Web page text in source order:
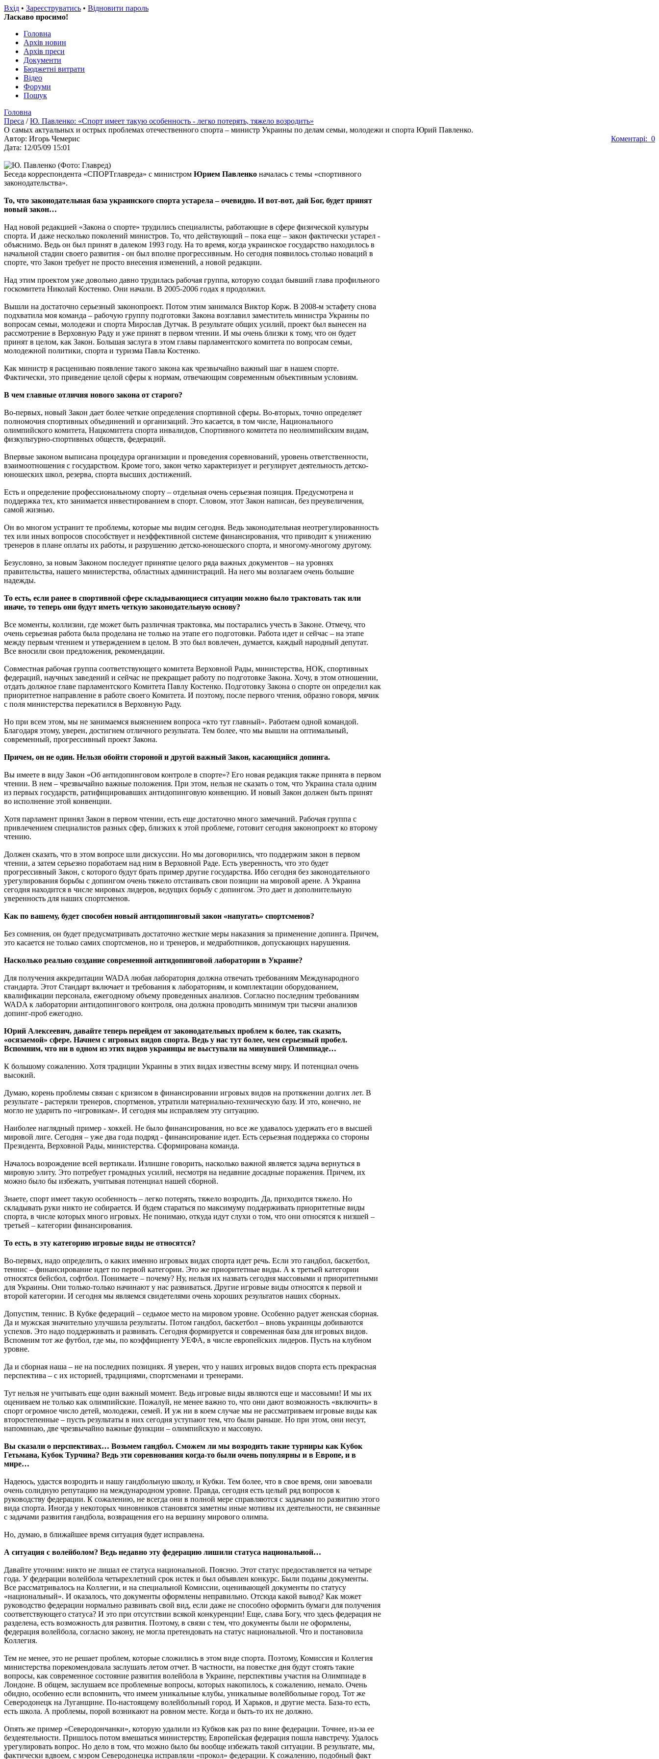
Вхід • Зареєструватись • Відновити пароль
Ласкаво просимо!
Головна
Архів новин
Архів преси
Документи
Бюджетні витрати
Відео
Форуми
Пошук
Головна
Преса /Ю. Павленко: «Спорт имеет такую особенность - легко потерять, тяжело возродить»
О самых актуальных и острых проблемах отечественного спорта – министр Украины по делам семьи, молодежи и спорта Юрий Павленко.
Коментарі: 0
Автор: Игорь Чемерис
Дата: 12/05/09 15:01
Беседа корреспондента «СПОРТглавреда» с министром Юрием Павленко началась с темы «спортивного
законодательства».
То, что законодательная база украинского спорта устарела – очевидно. И вот-вот, дай Бог, будет принят
новый закон…
Над новой редакцией «Закона о спорте» трудились специалисты, работающие в сфере физической культуры
спорта. И даже несколько поколений министров. То, что действующий – пока еще – закон фактически устарел -
объяснимо. Ведь он был принят в далеком 1993 году. На то время, когда украинское государство находилось в
начальной стадии своего развития - он был вполне прогрессивным. Но сегодня появилось столько новаций в
спорте, что Закон требует не просто внесения изменений, а новой редакции.
Над этим проектом уже довольно давно трудилась рабочая группа, которую создал бывший глава профильного
госкомитета Николай Костенко. Они начали. В 2005-2006 годах я продолжил.
Вышли на достаточно серьезный законопроект. Потом этим занимался Виктор Корж. В 2008-м эстафету снова
подхватила моя команда – рабочую группу подготовки Закона возглавил заместитель министра Украины по
вопросам семьи, молодежи и спорта Мирослав Дутчак. В результате общих усилий, проект был вынесен на
рассмотрение в Верховную Раду и уже принят в первом чтении. И мы очень близки к тому, что он будет
принят в целом, как Закон. Большая заслуга в этом главы парламентского комитета по вопросам семьи,
молодежной политики, спорта и туризма Павла Костенко.
Как министр я расцениваю появление такого закона как чрезвычайно важный шаг в нашем спорте.
Фактически, это приведение целой сферы к нормам, отвечающим современным объективным условиям.
В чем главные отличия нового закона от старого?
Во-первых, новый Закон дает более четкие определения спортивной сферы. Во-вторых, точно определяет
полномочия спортивных объединений и организаций. Это касается, в том числе, Национального
олимпийского комитета, Нацкомитета спорта инвалидов, Спортивного комитета по неолимпийским видам,
физкультурно-спортивных обществ, федераций.
Впервые законом выписана процедура организации и проведения соревнований, уровень ответственности,
взаимоотношения с государством. Кроме того, закон четко характеризует и регулирует деятельность детско-
юношеских школ, резерва, спорта высших достижений.
Есть и определение профессиональному спорту – отдельная очень серьезная позиция. Предусмотрена и
поддержка тех, кто занимается инвестированием в спорт. Словом, этот Закон написан, без преувеличения,
самой жизнью.
Он во многом устранит те проблемы, которые мы видим сегодня. Ведь законодательная неотрегулированность
тех или иных вопросов способствует и неэффективной системе финансирования, что приводит к унижению
тренеров в плане оплаты их работы, и разрушению детско-юношеского спорта, и многому-многому другому.
Безусловно, за новым Законом последует принятие целого ряда важных документов – на уровнях
правительства, нашего министерства, областных администраций. На него мы возлагаем очень большие
надежды.
То есть, если ранее в спортивной сфере складывающиеся ситуации можно было трактовать так или
иначе, то теперь они будут иметь четкую законодательную основу?
Все моменты, коллизии, где может быть различная трактовка, мы постарались учесть в Законе. Отмечу, что
очень серьезная работа была проделана не только на этапе его подготовки. Работа идет и сейчас – на этапе
между первым чтением и утверждением в целом. В это был вовлечен, думается, каждый народный депутат.
Все вносили свои предложения, рекомендации.
Совместная рабочая группа соответствующего комитета Верховной Рады, министерства, НОК, спортивных
федераций, научных заведений и сейчас не прекращает работу по подготовке Закона. Хочу, в этом отношении,
отдать должное главе парламентского Комитета Павлу Костенко. Подготовку Закона о спорте он определил как
приоритетное направление в работе своего Комитета. И поэтому, после первого чтения, образно говоря, мячик
с поля министерства перекатился в Верховную Раду.
Но при всем этом, мы не занимаемся выяснением вопроса «кто тут главный». Работаем одной командой.
Благодаря этому, уверен, достигнем отличного результата. Тем более, что мы вышли на оптимальный,
современный, прогрессивный проект Закона.
Причем, он не один. Нельзя обойти стороной и другой важный Закон, касающийся допинга.
Вы имеете в виду Закон «Об антидопинговом контроле в спорте»? Его новая редакция также принята в первом
чтении. В нем – чрезвычайно важные положения. При этом, нельзя не сказать о том, что Украина стала одним
из первых государств, ратифицировавших антидопинговую конвенцию. И новый Закон должен быть принят
во исполнение этой конвенции.
Хотя парламент принял Закон в первом чтении, есть еще достаточно много замечаний. Рабочая группа с
привлечением специалистов разных сфер, близких к этой проблеме, готовит сегодня законопроект ко второму
чтению.
Должен сказать, что в этом вопросе шли дискуссии. Но мы договорились, что поддержим закон в первом
чтении, а затем серьезно поработаем над ним в Верховной Раде. Есть уверенность, что это будет
прогрессивный Закон, с которого будут брать пример другие государства. Ибо сегодня без законодательного
урегулирования борьбы с допингом очень тяжело отстаивать свои позиции на мировой арене. А Украина
сегодня находится в числе мировых лидеров, ведущих борьбу с допингом. Это дает и дополнительную
уверенность для наших спортсменов.
Как по вашему, будет способен новый антидопинговый закон «напугать» спортсменов?
Без сомнения, он будет предусматривать достаточно жесткие меры наказания за применение допинга. Причем,
это касается не только самих спортсменов, но и тренеров, и медработников, допускающих нарушения.
Насколько реально создание современной антидопинговой лаборатории в Украине?
Для получения аккредитации WADA любая лаборатория должна отвечать требованиям Международного
стандарта. Этот Стандарт включает и требования к лабораториям, и комплектации оборудованием,
квалификации персонала, ежегодному объему проведенных анализов. Согласно последним требованиям
WADA к лаборатории антидопингового контроля, она должна проводить минимум три тысячи анализов
допинг-проб ежегодно.
Юрий Алексеевич, давайте теперь перейдем от законодательных проблем к более, так сказать,
«осязаемой» сфере. Начнем с игровых видов спорта. Ведь у нас тут более, чем серьезный пробел.
Вспомним, что ни в одном из этих видов украинцы не выступали на минувшей Олимпиаде…
К большому сожалению. Хотя традиции Украины в этих видах известны всему миру. И потенциал очень
высокий.
Думаю, корень проблемы связан с кризисом в финансировании игровых видов на протяжении долгих лет. В
результате - растеряли тренеров, спортменов, утратили материально-техническую базу. И это, конечно, не
могло не ударить по «игровикам». И сегодня мы исправляем эту ситуацию.
Наиболее наглядный пример - хоккей. Не было финансирования, но все же удавалось удержать его в высшей
мировой лиге. Сегодня – уже два года подряд - финансирование идет. Есть серьезная поддержка со стороны
Президента, Верховной Рады, министерства. Сформирована команда.
Началось возрождение всей вертикали. Излишне говорить, насколько важной является задача вернуться в
мировую элиту. Это потребует громадных усилий, несмотря на недавние досадные поражения. Причем, их
можно было бы избежать, учитывая потенциал нашей сборной.
Знаете, спорт имеет такую особенность – легко потерять, тяжело возродить. Да, приходится тяжело. Но
складывать руки никто не собирается. И будем стараться по максимуму поддерживать приоритетные виды
спорта, в числе которых много игровых. Не понимаю, откуда идут слухи о том, что они относятся к низшей –
третьей – категории финансирования.
То есть, в эту категорию игровые виды не относятся?
Во-первых, надо определить, о каких именно игровых видах спорта идет речь. Если это гандбол, баскетбол,
теннис – финансирование идет по первой категории. Это же приоритетные виды. А к третьей категории
относятся бейсбол, софтбол. Понимаете – почему? Ну, нельзя их назвать сегодня массовыми и приоритетными
для Украины. Они только-только начинают у нас развиваться. Другие игровые виды относятся к первой и
второй категории. И сегодня мы являемся свидетелями очень хороших результатов наших сборных.
Допустим, теннис. В Кубке федераций – седьмое место на мировом уровне. Особенно радует женская сборная.
Да и мужская значительно улучшила результаты. Потом гандбол, баскетбол – вновь украинцы добиваются
успехов. Это надо поддерживать и развивать. Сегодня формируется и современная база для игровых видов.
Вспомним тот же футбол, где мы, по коэффициенту УЕФА, в числе европейских лидеров. Пусть на клубном
уровне.
Да и сборная наша – не на последних позициях. Я уверен, что у наших игровых видов спорта есть прекрасная
перспектива – с их историей, традициями, спортсменами и тренерами.
Тут нельзя не учитывать еще один важный момент. Ведь игровые виды являются еще и массовыми! И мы их
оцениваем не только как олимпийские. Пожалуй, не менее важно то, что они дают возможность «включить» в
спорт огромное число детей, молодежи, семей. И уж ни в коем случае мы не рассматриваем игровые виды как
второстепенные – пусть результаты в них сегодня уступают тем, что были раньше. Но при этом, они несут,
напоминаю, две чрезвычайно важные функции – олимпийскую и массовую.
Вы сказали о перспективах… Возьмем гандбол. Сможем ли мы возродить такие турниры как Кубок
Гетьмана, Кубок Турчина? Ведь эти соревнования когда-то были очень популярны и в Европе, и в
мире…
Надеюсь, удастся возродить и нашу гандбольную школу, и Кубки. Тем более, что в свое время, они завоевали
очень солидную репутацию на международном уровне. Правда, сегодня есть целый ряд вопросов к
руководству федерации. К сожалению, не всегда они в полной мере справляются с задачами по развитию этого
вида спорта. Иногда у некоторых чиновников становятся заметны иные мотивы их деятельности, не связанные
с задачами развития гандбола, возвращения его на вершину мирового олимпа.
Но, думаю, в ближайшее время ситуация будет исправлена.
А ситуация с волейболом? Ведь недавно эту федерацию лишили статуса национальной…
Давайте уточним: никто не лишал ее статуса национальной. Поясню. Этот статус предоставляется на четыре
года. У федерации волейбола четырехлетний срок истек и был объявлен конкурс. Были поданы документы.
Все рассматривалось на Коллегии, и на специальной Комиссии, оценивающей документы по статусу
«национальный». И оказалось, что документы оформлены неправильно. Отсюда какой вывод? Как может
руководство федерации нормально развивать свой вид, если даже не способно оформить бумаги для получения
соответствующего статуса? И это при отсутствии всякой конкуренции! Еще, слава Богу, что здесь федерация не
разделена, есть возможность для развития. Поэтому, в связи с тем, что документы были не оформлены,
федерация волейбола, согласно закону, не могла претендовать на статус национальной. Что и постановила
Коллегия.
Тем не менее, это не решает проблем, которые сложились в этом виде спорта. Поэтому, Комиссия и Коллегия
министерства порекомендовала заслушать летом отчет. В частности, на повестке дня будут стоять такие
вопросы, как современное состояние развития волейбола в Украине, перспективы участия на Олимпиаде в
Лондоне. В общем, заслушаем все проблемные вопросы, которых накопилось, к сожалению, немало. Очень
обидно, особенно если вспомнить, что имеем уникальные клубы, уникальные волейбольные город. Тот же
Северодонецк на Луганщине. По-настоящему волейбольный город. И Харьков, и другие места. База-то есть,
есть школа. А проблемы, порой возникают на ровном месте. Когда и быть-то их не должно.
Опять же пример «Северодончанки», которую удалили из Кубков как раз по вине федерации. Точнее, из-за ее
бездеятельности. Пришлось потом вмешаться министерству, Европейская федерация пошла навстречу. Удалось
урегулировать вопрос. Но дело в том, что можно было бы вообще избежать такой ситуации. В результате, мы,
фактически вдвоем, с мэром Северодонецка исправляли «прокол» федерации. К сожалению, подобный факт